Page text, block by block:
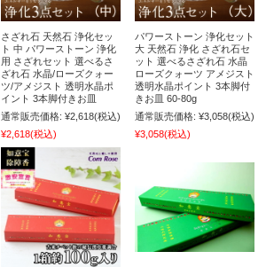
さざれ石 天然石 浄化セッ
ト 中 パワーストーン 浄化
用 さざれセット 選べるさ
ざれ石 水晶/ローズクォー
ツ/アメジスト 透明水晶ポ
イント 3本脚付きお皿
通常販売価格: ¥2,618(税込)
¥2,618(税込)
パワーストーン 浄化セット
大 天然石 浄化 さざれ石セ
ット 選べるさざれ石 水晶
ローズクォーツ アメジスト
透明水晶ポイント 3本脚付
きお皿 60-80g
通常販売価格: ¥3,058(税込)
¥3,058(税込)